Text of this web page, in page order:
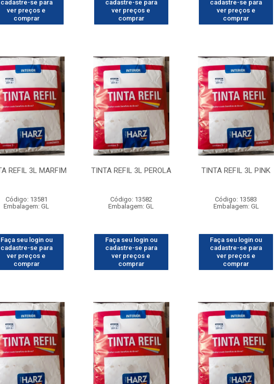
cadastre-se para
ver preços e
comprar
cadastre-se para
ver preços e
comprar
cadastre-se para
ver preços e
comprar
REFIL 3L MARFIM
Código: 13581
Embalagem: GL
Faça seu login ou
cadastre-se para
ver preços e
comprar
TINTA REFIL 3L PEROLA
Código: 13582
Embalagem: GL
Faça seu login ou
cadastre-se para
ver preços e
comprar
TINTA REFIL 3L PINK
Código: 13583
Embalagem: GL
Faça seu login ou
cadastre-se para
ver preços e
comprar